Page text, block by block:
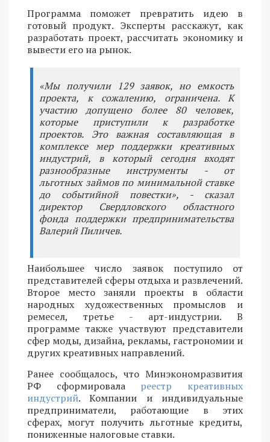
Программа поможет превратить идею в
готовый продукт. Эксперты расскажут, как
разработать проект, рассчитать экономику и
вывести его на рынок.
«Мы получили 129 заявок, но емкость
проекта, к сожалению, ограничена. К
участию допущено более 80 человек,
которые приступили к разработке
проектов. Это важная составляющая в
комплексе мер поддержки креативных
индустрий, в который сегодня входят
разнообразные инструменты - от
льготных займов по минимальной ставке
до событийной повестки», - сказал
директор Свердловского областного
фонда поддержки предпринимательства
Валерий Пиличев.
Наибольшее число заявок поступило от
представителей сферы отдыха и развлечений.
Второе место заняли проекты в области
народных художественных промыслов и
ремесел, третье - арт-индустрии. В
программе также участвуют представители
сфер моды, дизайна, рекламы, гастрономии и
других креативных направлений.
Ранее сообщалось, что Минэкономразвития
РФ сформировала реестр креативных
индустрий. Компании и индивидуальные
предприниматели, работающие в этих
сферах, могут получить льготные кредиты,
пониженные налоговые ставки.